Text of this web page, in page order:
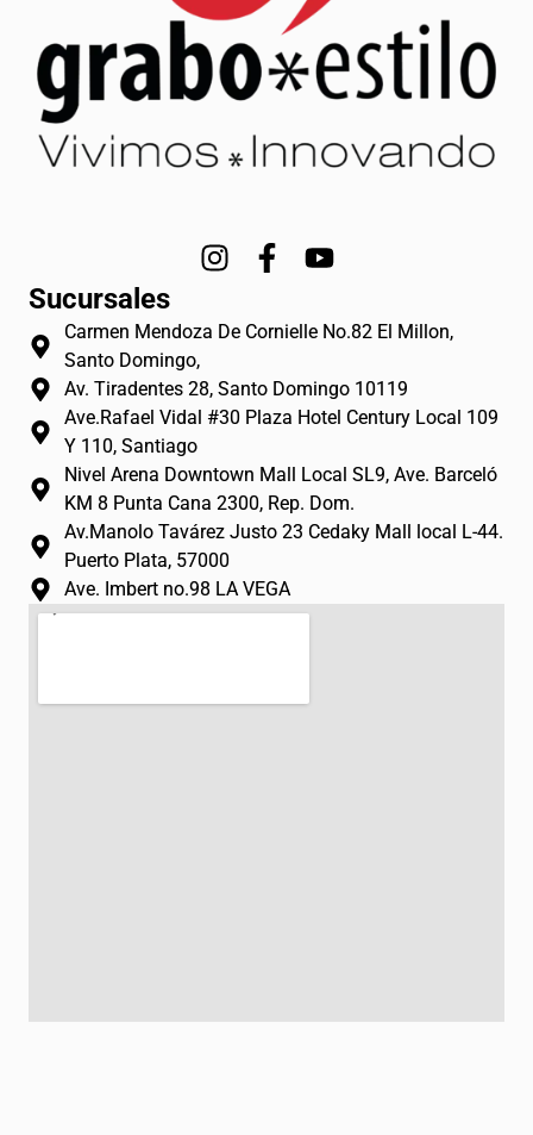
I
s
t
a
g
r
a
m
F
e
b
o
o
k
-
f
Y
u
t
u
b
e
Sucursales
Carmen Mendoza De Cornielle No.82 El Millon,
Santo Domingo,
Av. Tiradentes 28, Santo Domingo 10119
Ave.Rafael Vidal #30 Plaza Hotel Century Local 109
Y 110, Santiago
Nivel Arena Downtown Mall Local SL9, Ave. Barceló
KM 8 Punta Cana 2300, Rep. Dom.
Av.Manolo Tavárez Justo 23 Cedaky Mall local L-44.
Puerto Plata, 57000
Ave. Imbert no.98 LA VEGA